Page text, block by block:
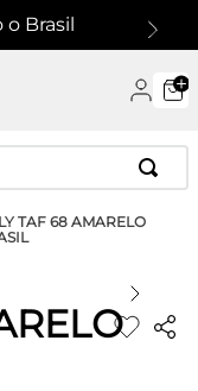
Brasil
TAF 68 AMARELO